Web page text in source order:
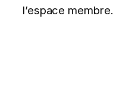
l’espace membre.